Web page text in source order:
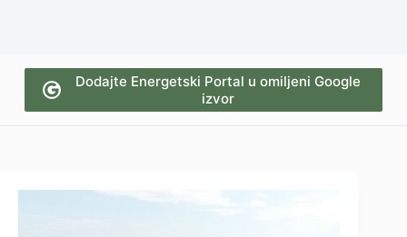
Dodajte Energetski Portal u omiljeni Google
izvor